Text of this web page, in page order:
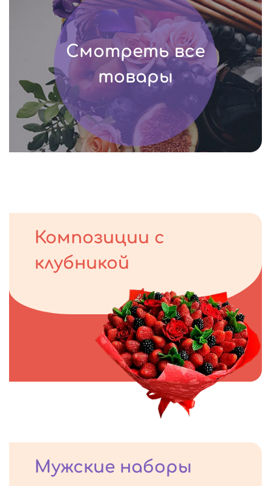
Смотреть все
товары
Композиции с
клубникой
Мужские наборы